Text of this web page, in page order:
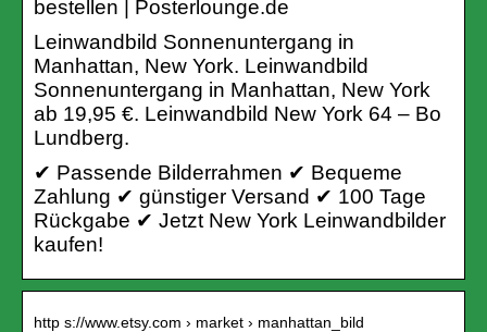
bestellen | Posterlounge.de
Leinwandbild Sonnenuntergang in
Manhattan, New York. Leinwandbild
Sonnenuntergang in Manhattan, New York
ab 19,95 €. Leinwandbild New York 64 – Bo
Lundberg.
✔ Passende Bilderrahmen ✔ Bequeme
Zahlung ✔ günstiger Versand ✔ 100 Tage
Rückgabe ✔ Jetzt New York Leinwandbilder
kaufen!
http s://www.etsy.com › market › manhattan_bild